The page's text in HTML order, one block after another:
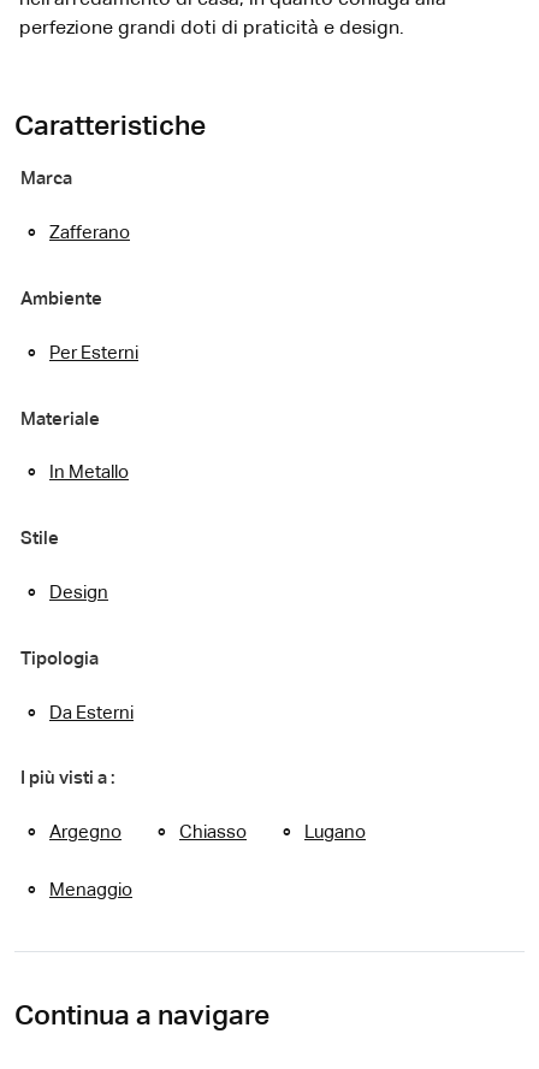
perfezione grandi doti di praticità e design.
Caratteristiche
Marca
Zafferano
Ambiente
Per Esterni
Materiale
In Metallo
Stile
Design
Tipologia
Da Esterni
I più visti a :
Argegno Chiasso Lugano
Menaggio
Continua a navigare